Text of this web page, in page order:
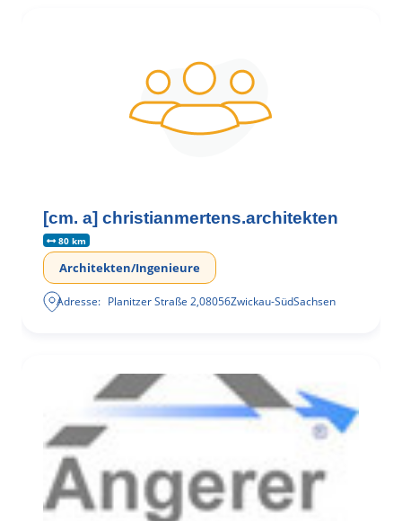
[cm. a] christianmertens.architekten
80 km
Architekten/Ingenieure
Adresse: Planitzer Straße 2,08056Zwickau-SüdSachsen